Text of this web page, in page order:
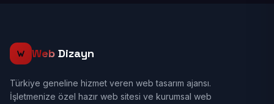
Web Dizayn
Türkiye geneline hizmet veren web tasarım ajansı.
İşletmenize özel hazır web sitesi ve kurumsal web